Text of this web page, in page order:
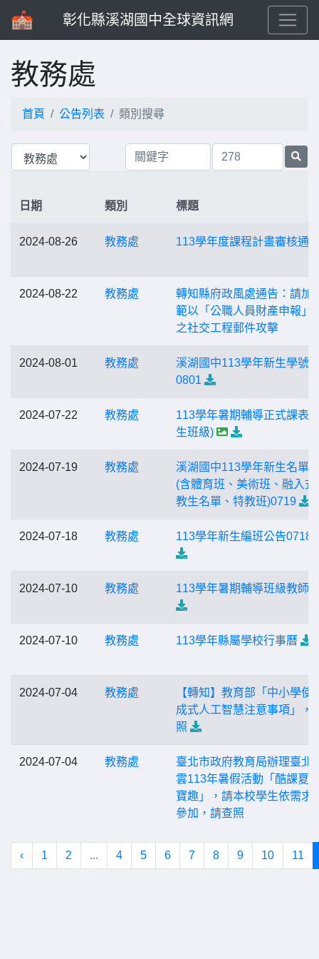
彰化縣溪湖國中全球資訊網
教務處
首頁 公告列表 類別搜尋
日期 類別 標題
2024-08-26 教務處 113學年度課程計畫審核通
2024-08-22 教務處
轉知縣府政風處通告：請加
範以「公職人員財產申報」
之社交工程郵件攻擊
2024-08-01 教務處
溪湖國中113學年新生學號
0801
2024-07-22 教務處
113學年暑期輔導正式課表(
生班級)
2024-07-19 教務處
溪湖國中113學年新生名單
(含體育班、美術班、融入式
教生名單、特教班)0719
2024-07-18 教務處 113學年新生編班公告0718
2024-07-10 教務處 113學年暑期輔導班級教師
2024-07-10 教務處 113學年縣屬學校行事曆
2024-07-04 教務處
【轉知】教育部「中小學使
成式人工智慧注意事項」，
照
2024-07-04 教務處
臺北市政府教育局辦理臺北
雲113年暑假活動「酷課夏
寶趣」，請本校學生依需求
參加，請查照
‹ 1 2 ... 4 5 6 7 8 9 10 11